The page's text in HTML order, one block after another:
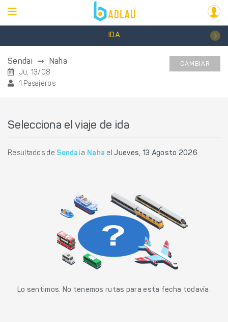
IDA
Sendai Naha
Ju, 13/08
1 Pasajeros
CAMBIAR
Selecciona el viaje de ida
Resultados de Sendai a Naha elJueves, 13 Agosto 2026
Lo sentimos. No tenemos rutas para esta fecha todavía.